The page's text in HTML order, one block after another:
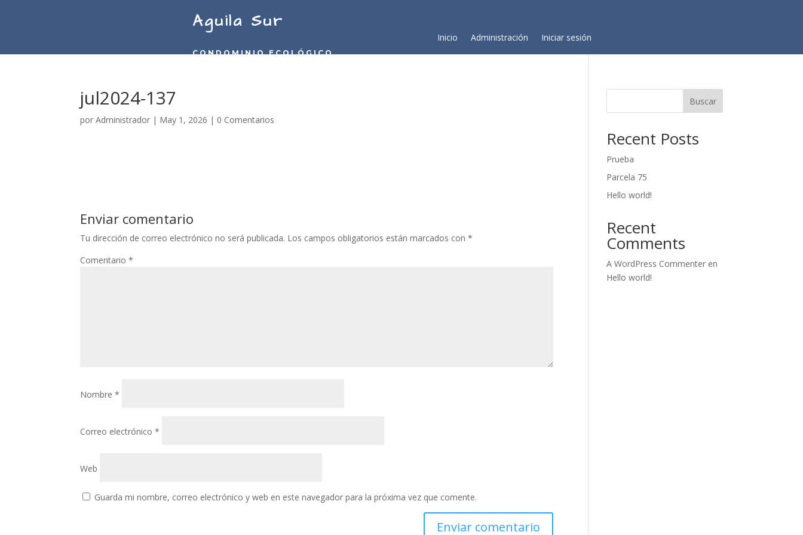
Aguila Sur
CONDOMINIO ECOLÓGICO
Inicio Administración Iniciar sesión
jul2024-137
porAdministrador | May 1, 2026 | 0 Comentarios
Enviar comentario
Tu dirección de correo electrónico no será publicada. Los campos obligatorios están marcados con*
Comentario*
Nombre*
Correo electrónico*
Web
Guarda mi nombre, correo electrónico y web en este navegador para la próxima vez que comente.
Buscar
Recent Posts
Prueba
Parcela 75
Hello world!
Recent
Comments
A WordPress Commenter en
Hello world!